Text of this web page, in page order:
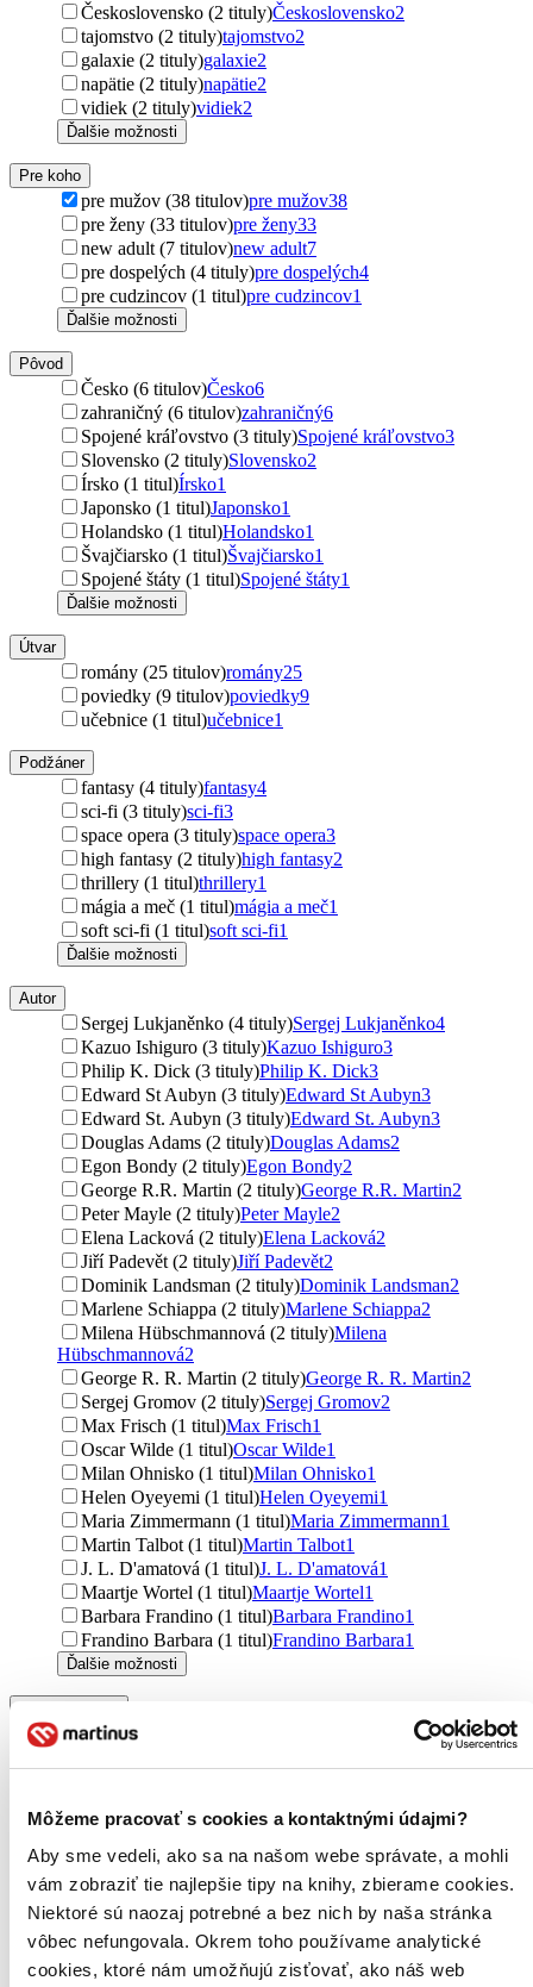
Môžeme pracovať s cookies a kontaktnými údajmi?
Aby sme vedeli, ako sa na našom webe správate, a mohli
vám zobraziť tie najlepšie tipy na knihy, zbierame cookies.
Niektoré sú naozaj potrebné a bez nich by naša stránka
vôbec nefungovala. Okrem toho používame analytické
cookies, ktoré nám umožňujú zisťovať, ako náš web
Československo (2 tituly)Československo2
tajomstvo (2 tituly)tajomstvo2
galaxie (2 tituly)galaxie2
napätie (2 tituly)napätie2
vidiek (2 tituly)vidiek2
Ďalšie možnosti
Pre koho
pre mužov (38 titulov)pre mužov38
pre ženy (33 titulov)pre ženy33
new adult (7 titulov)new adult7
pre dospelých (4 tituly)pre dospelých4
pre cudzincov (1 titul)pre cudzincov1
Ďalšie možnosti
Pôvod
Česko (6 titulov)Česko6
zahraničný (6 titulov)zahraničný6
Spojené kráľovstvo (3 tituly)Spojené kráľovstvo3
Slovensko (2 tituly)Slovensko2
Írsko (1 titul)Írsko1
Japonsko (1 titul)Japonsko1
Holandsko (1 titul)Holandsko1
Švajčiarsko (1 titul)Švajčiarsko1
Spojené štáty (1 titul)Spojené štáty1
Ďalšie možnosti
Útvar
romány (25 titulov)romány25
poviedky (9 titulov)poviedky9
učebnice (1 titul)učebnice1
Podžáner
fantasy (4 tituly)fantasy4
sci-fi (3 tituly)sci-fi3
space opera (3 tituly)space opera3
high fantasy (2 tituly)high fantasy2
thrillery (1 titul)thrillery1
mágia a meč (1 titul)mágia a meč1
soft sci-fi (1 titul)soft sci-fi1
Ďalšie možnosti
Autor
Sergej Lukjaněnko (4 tituly)Sergej Lukjaněnko4
Kazuo Ishiguro (3 tituly)Kazuo Ishiguro3
Philip K. Dick (3 tituly)Philip K. Dick3
Edward St Aubyn (3 tituly)Edward St Aubyn3
Edward St. Aubyn (3 tituly)Edward St. Aubyn3
Douglas Adams (2 tituly)Douglas Adams2
Egon Bondy (2 tituly)Egon Bondy2
George R.R. Martin (2 tituly)George R.R. Martin2
Peter Mayle (2 tituly)Peter Mayle2
Elena Lacková (2 tituly)Elena Lacková2
Jiří Padevět (2 tituly)Jiří Padevět2
Dominik Landsman (2 tituly)Dominik Landsman2
Marlene Schiappa (2 tituly)Marlene Schiappa2
Milena Hübschmannová (2 tituly)Milena
Hübschmannová2
George R. R. Martin (2 tituly)George R. R. Martin2
Sergej Gromov (2 tituly)Sergej Gromov2
Max Frisch (1 titul)Max Frisch1
Oscar Wilde (1 titul)Oscar Wilde1
Milan Ohnisko (1 titul)Milan Ohnisko1
Helen Oyeyemi (1 titul)Helen Oyeyemi1
Maria Zimmermann (1 titul)Maria Zimmermann1
Martin Talbot (1 titul)Martin Talbot1
J. L. D'amatová (1 titul)J. L. D'amatová1
Maartje Wortel (1 titul)Maartje Wortel1
Barbara Frandino (1 titul)Barbara Frandino1
Frandino Barbara (1 titul)Frandino Barbara1
Ďalšie možnosti
Argo (19 titulov)
3
Triton (2 tituly)Triton2
Akropolis (2 tituly) Akropolis2
Extra Online Media (2 tituly)
Extra Online Media
BRAK (2 tituly)
BRAK2
Barnes and Noble (1 titul)Barnes and Noble1
Druhé město (1 titul)Druhé město1
Archa (1 titul) Archa1